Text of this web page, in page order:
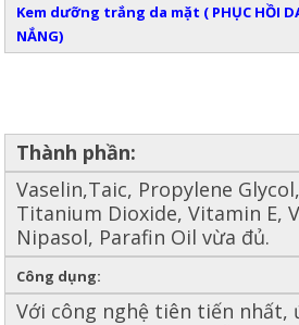
Kem dưỡng trắng da mặt ( PHỤC HỒI
NẮNG)
Thành phần:
Vaselin,Taic, Propylene
Titanium Dioxide, Vitamin E,
Nipasol, Parafin Oil vừa đủ.
Công dụng:
Với công nghệ tiên tiến nhất,